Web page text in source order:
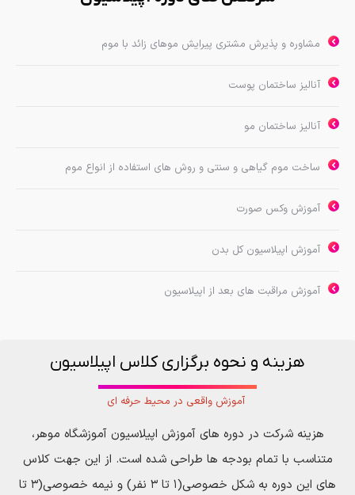
مشاوره و پذیرش مشتری پیرایش موهای زائد با موم
آنالیز ساختمان پوست
آنالیز ساختمان مو
ساخت موم گیاهی و سنتی و روش های استفاده از انواع موم
آموزش وکس صورت
آموزش اپیلاسیون کل بدن
آموزش مراقبت های بعد از اپیلاسیون
هزینه و نحوه برگزاری کلاس اپیلاسیون
آموزش واقعی در محیط حرفه ای
هزینه شرکت در دوره های آموزش اپیلاسیون آموزشگاه موهر،
متناسب با تمام بودجه ها طراحی شده است. از این جهت کلاس
های این دوره به شکل خصوصی(۱ تا ۳ نفر) و نیمه خصوصی(۳ تا